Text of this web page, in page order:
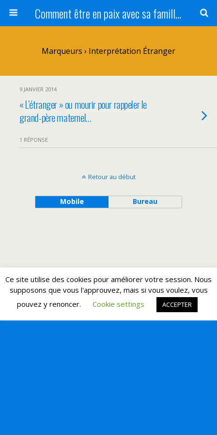
Comment être en paix avec sa famille ?
Marqueurs › Interprétation Étranger
9 JANVIER 2014
« L’étranger » ou mourir pour rappeler le
grand-père maternel…
1 RÉPONSE
Retour au début
Mobile Bureau
Ce site utilise des cookies pour améliorer votre session. Nous
supposons que vous l'approuvez, mais si vous voulez, vous
pouvez y renoncer.
Cookie settings ACCEPTER